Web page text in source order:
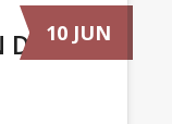
10 JUN